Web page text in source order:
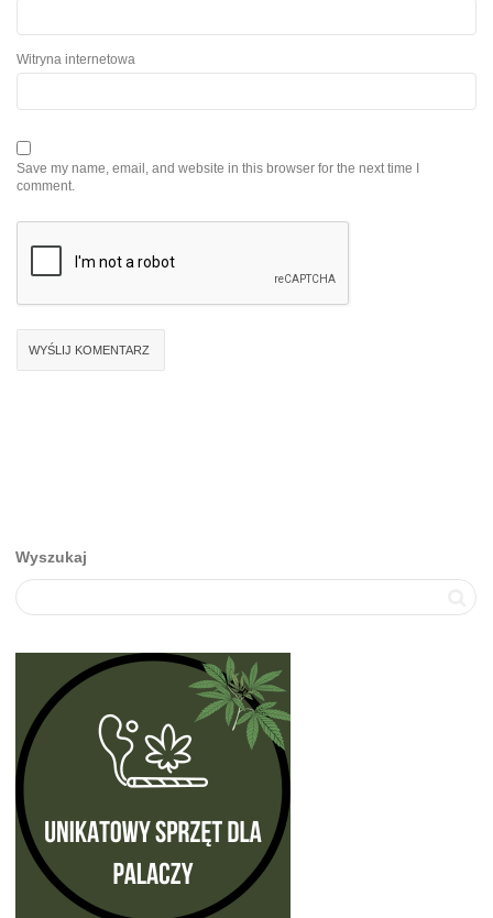
Witryna internetowa
Save my name, email, and website in this browser for the next time I
comment.
Wyszukaj